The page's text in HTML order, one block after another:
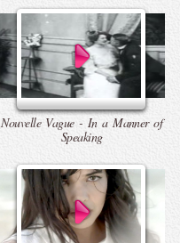
Nouvelle Vague - In a Manner of
Speaking